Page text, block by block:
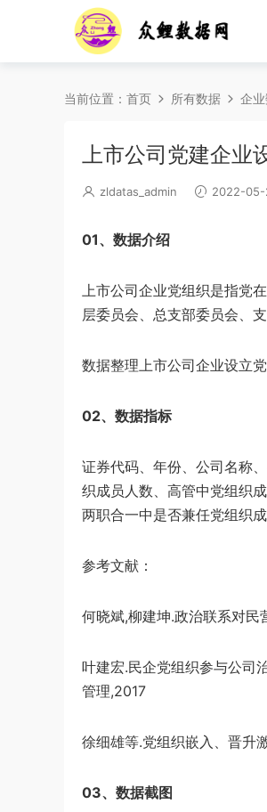
当前位置： 首页 所有数据 企
上市公司党建企业
zldatas_admin 2022-05-
01、数据介绍
上市公司企业党组织是指党
层委员会、总支部委员会、
数据整理上市公司企业设立
02、数据指标
证券代码、年份、公司名称
织成员人数、高管中党组织
两职合一中是否兼任党组织
参考文献：
何晓斌,柳建坤.政治联系对
叶建宏.民企党组织参与公
管理,2017
徐细雄等.党组织嵌入、晋
03、数据截图